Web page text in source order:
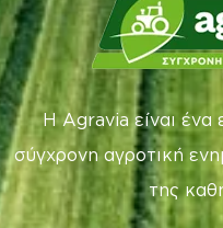
Η Agravia είναι ένα
σύγχρονη αγροτική
της